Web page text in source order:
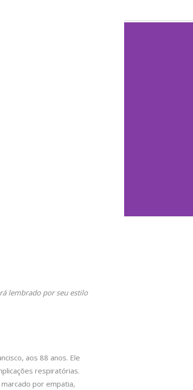
lembrado por seu estilo
aos 88 anos. Ele
respiratórias.
por empatia,